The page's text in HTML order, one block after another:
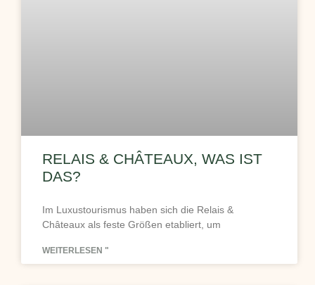
RELAIS & CHÂTEAUX, WAS IST
DAS?
Im Luxustourismus haben sich die Relais &
Châteaux als feste Größen etabliert, um
WEITERLESEN "